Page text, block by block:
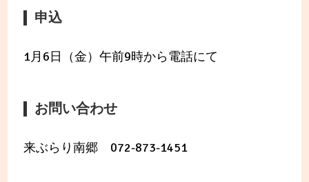
申込
1月6日（金）午前9時から電話にて
お問い合わせ
来ぶらり南郷 072-873-1451